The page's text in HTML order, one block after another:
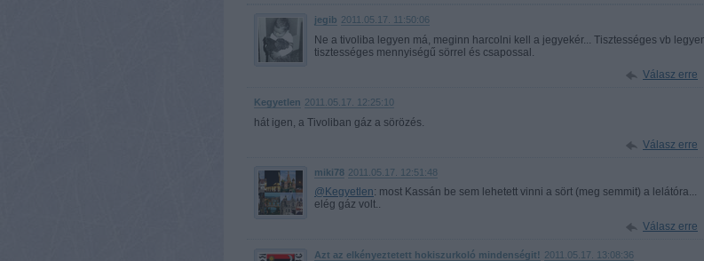
jegib 2011.05.17. 11:50:06
Ne a tivoliba legyen má, meginn harcolni kell a jegyekér... Tisztességes vb
tisztességes mennyiségű sörrel és csapossal.
Válasz erre
Kegyetlen 2011.05.17. 12:25:10
hát igen, a Tivoliban gáz a sörözés.
Válasz erre
miki78 2011.05.17. 12:51:48
@Kegyetlen: most Kassán be sem lehetett vinni a sört (meg semmit) a lelátóra...
elég gáz volt..
Válasz erre
Azt az elkényeztetett hokiszurkoló mindenségit! 2011.05.17. 13:08:36